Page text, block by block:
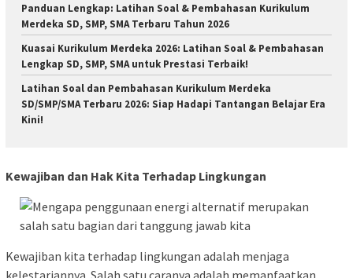
Panduan Lengkap: Latihan Soal & Pembahasan Kurikulum
Merdeka SD, SMP, SMA Terbaru Tahun 2026
Kuasai Kurikulum Merdeka 2026: Latihan Soal & Pembahasan
Lengkap SD, SMP, SMA untuk Prestasi Terbaik!
Latihan Soal dan Pembahasan Kurikulum Merdeka
SD/SMP/SMA Terbaru 2026: Siap Hadapi Tantangan Belajar Era
Kini!
Kewajiban dan Hak Kita Terhadap Lingkungan
Kewajiban kita terhadap lingkungan adalah menjaga
kelestariannya. Salah satu caranya adalah memanfaatkan